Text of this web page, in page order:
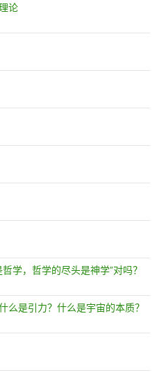
论
学，哲学的尽头是神学”对吗？
么是引力？什么是宇宙的本质？